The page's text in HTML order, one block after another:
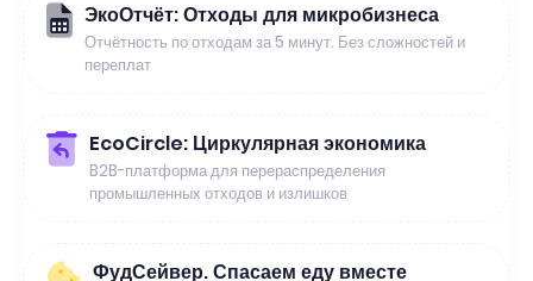
ЭкоОтчёт: Отходы для микробизнеса
Отчётность по отходам за 5 минут. Без сложностей и
переплат
EcoCircle: Циркулярная экономика
B2B-платформа для перераспределения
промышленных отходов и излишков
ФудСейвер. Спасаем еду вместе